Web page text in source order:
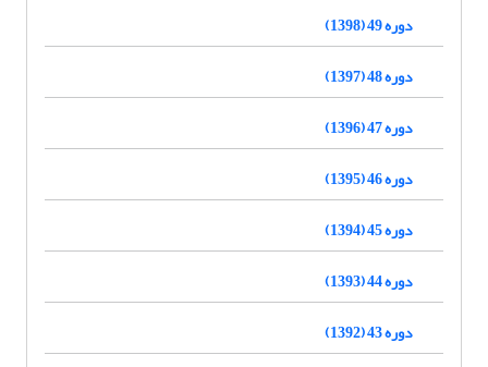
دوره 49 (1398)
دوره 48 (1397)
دوره 47 (1396)
دوره 46 (1395)
دوره 45 (1394)
دوره 44 (1393)
دوره 43 (1392)